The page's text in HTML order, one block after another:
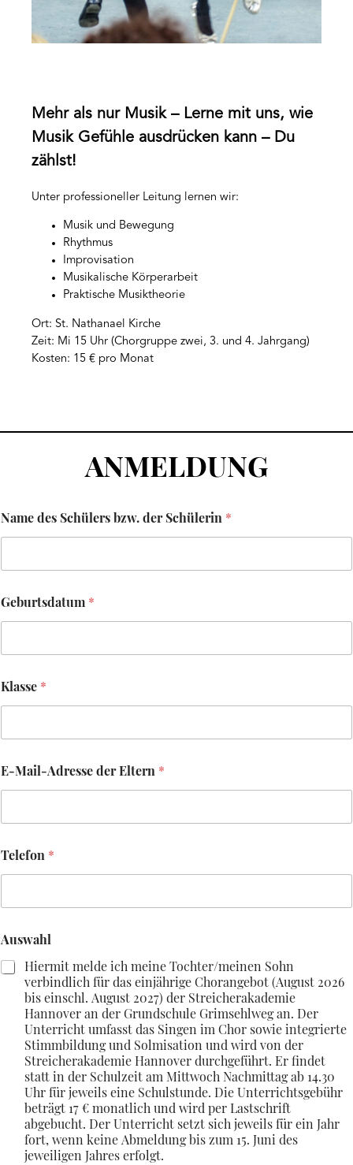
Mehr als nur Musik – Lerne mit uns, wie
Musik Gefühle ausdrücken kann – Du
zählst!
Unter professioneller Leitung lernen wir:
Musik und Bewegung
Rhythmus
Improvisation
Musikalische Körperarbeit
Praktische Musiktheorie
Ort: St. Nathanael Kirche
Zeit: Mi 15 Uhr (Chorgruppe zwei, 3. und 4. Jahrgang)
Kosten: 15 € pro Monat
ANMELDUNG
l
t
r
G
e
b
r
s
D
a
u
Name des Schülers bzw. der Schülerin *
Geburtsdatum *
Klasse *
E-Mail-Adresse der Eltern *
Telefon *
Auswahl
Hiermit melde ich meine Tochter/meinen Sohn
verbindlich für das einjährige Chorangebot (August 2026
bis einschl. August 2027) der Streicherakademie
Hannover an der Grundschule Grimsehlweg an. Der
Unterricht umfasst das Singen im Chor sowie integrierte
Stimmbildung und Solmisation und wird von der
Streicherakademie Hannover durchgeführt. Er findet
statt in der Schulzeit am Mittwoch Nachmittag ab 14.30
Uhr für jeweils eine Schulstunde. Die Unterrichtsgebühr
beträgt 17 € monatlich und wird per Lastschrift
abgebucht. Der Unterricht setzt sich jeweils für ein Jahr
fort, wenn keine Abmeldung bis zum 15. Juni des
jeweiligen Jahres erfolgt.